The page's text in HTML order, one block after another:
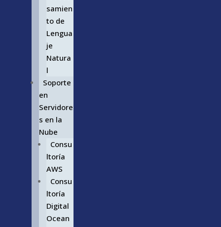
samien
to de
Lengua
je
Natura
l
Soporte
en
Servidore
s en la
Nube
Consu
ltoría
AWS
Consu
ltoría
Digital
Ocean